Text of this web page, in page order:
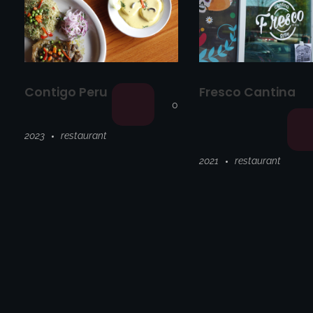
Contigo Peru
0
2023 restaurant
Fresco Cantina
2021 restaurant